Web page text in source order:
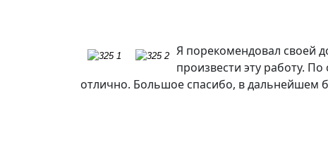
Я порекомендовал своей
произвести эту работу.
отлично. Большое спасибо, в дальнейшем